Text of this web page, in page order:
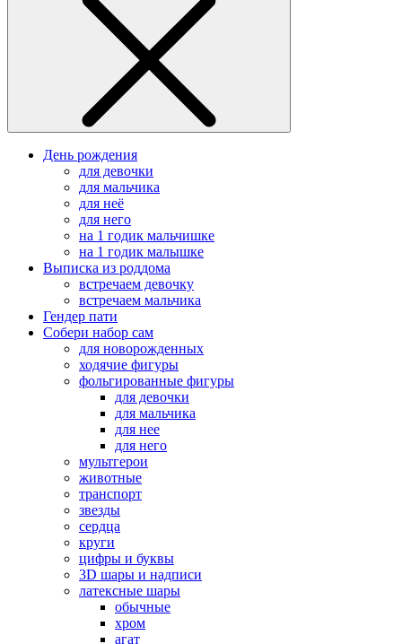
День рождения
для девочки
для мальчика
для неё
для него
на 1 годик мальчишке
на 1 годик малышке
Выписка из роддома
встречаем девочку
встречаем мальчика
Гендер пати
Собери набор сам
для новорожденных
ходячие фигуры
фольгированные фигуры
для девочки
для мальчика
для нее
для него
мультгерои
животные
транспорт
звезды
сердца
круги
цифры и буквы
3D шары и надписи
латексные шары
обычные
хром
агат